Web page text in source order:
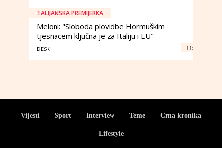
TALIJANSKA PREMIJERKA
Meloni: "Sloboda plovidbe Hormuškim
tjesnacem ključna je za Italiju i EU"
DESK 11:
Vijesti Sport Interview Teme Crna kronika
Lifestyle